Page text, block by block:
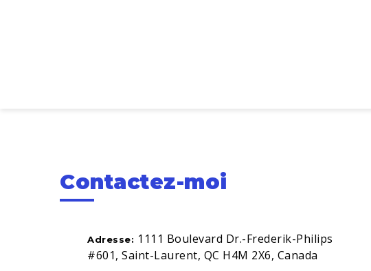
Contactez-moi
Adresse: 1111 Boulevard Dr.-Frederik-Philips
#601, Saint-Laurent, QC H4M 2X6, Canada